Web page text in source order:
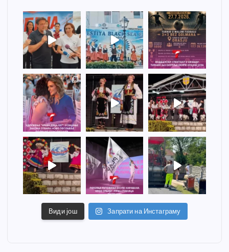
Види још Запрати на Инстаграму